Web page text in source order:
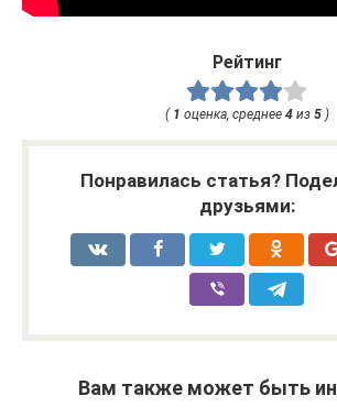
Рейтинг
( 1 оценка, среднее 4из 5)
Понравилась статья?
друзьями:
Вам также может быть